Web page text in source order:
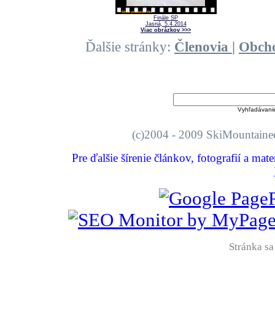
Finále SP
Jasná, 5.4.2014
Viac obrázkov >>>
Ďalšie stránky: Členovia |
(c)2004 - 2009
Pre ďalšie šírenie článkov, fotografií a
Stránka